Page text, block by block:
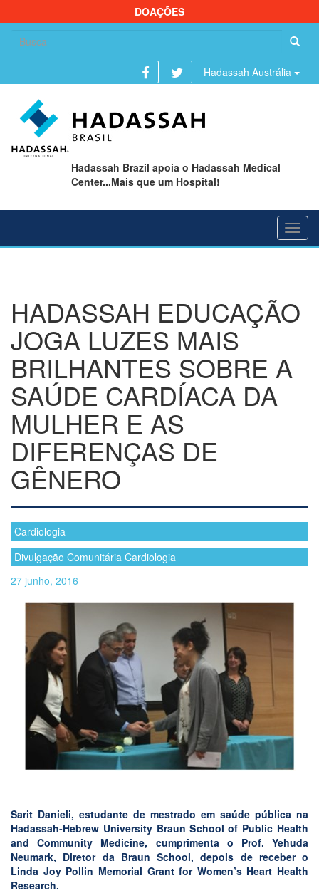
DOAÇÕES
Hadassah Austrália
Hadassah Brazil apoia o Hadassah Medical
Center...Mais que um Hospital!
HADASSAH EDUCAÇÃO
JOGA LUZES MAIS
BRILHANTES SOBRE A
SAÚDE CARDÍACA DA
MULHER E AS
DIFERENÇAS DE
GÊNERO
Cardiologia
Divulgação Comunitária Cardiologia
27 junho, 2016
Sarit Danieli, estudante de mestrado em saúde pública na
Hadassah-Hebrew University Braun School of Public Health
and Community Medicine, cumprimenta o Prof. Yehuda
Neumark, Diretor da Braun School, depois de receber o
Linda Joy Pollin Memorial Grant for Women’s Heart Health
Research.